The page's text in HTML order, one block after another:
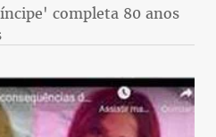
completa 80 anos